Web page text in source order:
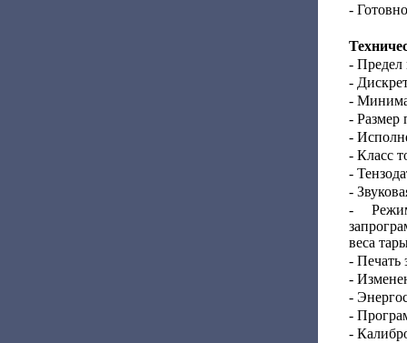
-
- Предел
-
-
- Размер
-
- Класс
-
-
-
веса
- Печать
-
-
-
-